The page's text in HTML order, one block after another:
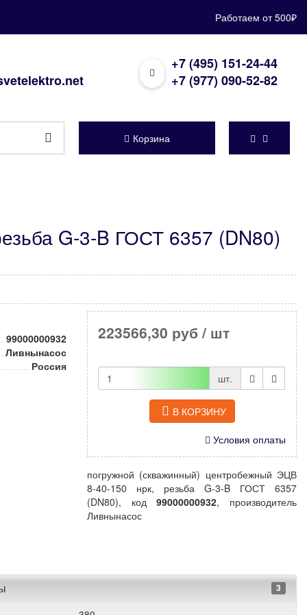
Работаем от 500₽
+7 (495) 151-24-44
+7 (977) 090-52-82
Корзина
G-3-B ГОСТ 6357 (DN80)
99000000932
Ливнынасос
Россия
223566,30 руб / шт
шт.
В КОРЗИНУ
Условия оплаты
погружной (скважинный) центробежный ЭЦВ
8-40-150 нрк, резьба G-3-B ГОСТ 6357
(DN80), код99000000932, производитель
Ливнынасос
3